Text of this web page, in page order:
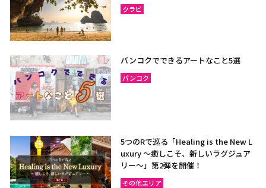
クラビ
バンコクでできるアートなこと5選
バンコク
5つのRで巡る「Healing is the New L
uxury ～癒しこそ、新しいラグジュア
リー〜」第2弾を開催！
その他エリア